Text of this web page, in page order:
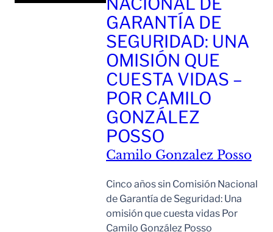
GARANTÍA DE
SEGURIDAD: UNA
OMISIÓN QUE
CUESTA VIDAS –
POR CAMILO
GONZÁLEZ
POSSO
Camilo Gonzalez Posso
Cinco años sin Comisión Nacional
de Garantía de Seguridad: Una
omisión que cuesta vidas Por
Camilo González Posso